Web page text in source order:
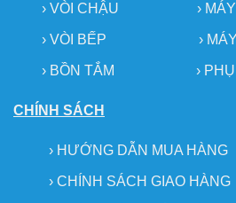
› VÒI CHẬU ›
› VÒI BẾP ›
› BỒN TẮM ›
CHÍNH SÁCH
› HƯỚNG DẪN MUA HÀNG
› CHÍNH SÁCH GIAO HÀNG